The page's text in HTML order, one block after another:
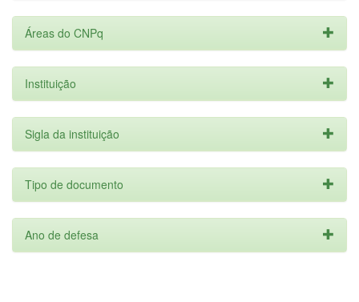
Áreas do CNPq
Instituição
Sigla da instituição
Tipo de documento
Ano de defesa